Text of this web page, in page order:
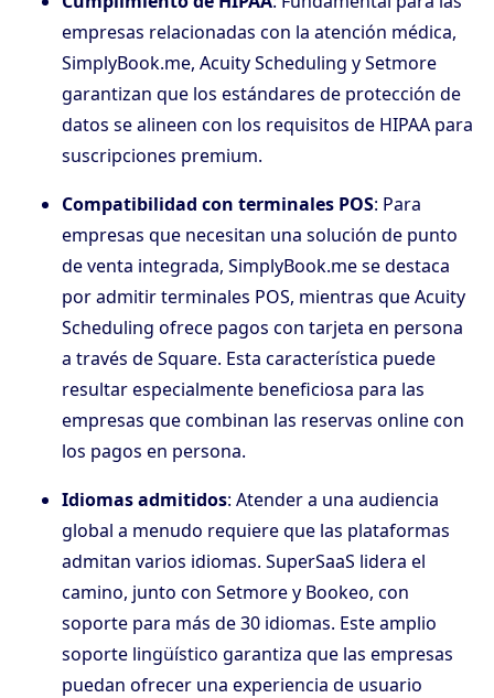
empresas relacionadas con la atención médica,
SimplyBook.me, Acuity Scheduling y Setmore
garantizan que los estándares de protección de
datos se alineen con los requisitos de HIPAA para
suscripciones premium.
Compatibilidad con terminales POS: Para
empresas que necesitan una solución de punto
de venta integrada, SimplyBook.me se destaca
por admitir terminales POS, mientras que Acuity
Scheduling ofrece pagos con tarjeta en persona
a través de Square. Esta característica puede
resultar especialmente beneficiosa para las
empresas que combinan las reservas online con
los pagos en persona.
Idiomas admitidos: Atender a una audiencia
global a menudo requiere que las plataformas
admitan varios idiomas. SuperSaaS lidera el
camino, junto con Setmore y Bookeo, con
soporte para más de 30 idiomas. Este amplio
soporte lingüístico garantiza que las empresas
puedan ofrecer una experiencia de usuario